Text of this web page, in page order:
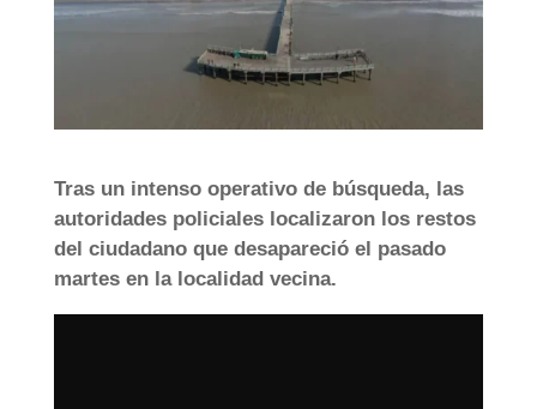
Tras un intenso operativo de búsqueda, las
autoridades policiales localizaron los restos
del ciudadano que desapareció el pasado
martes en la localidad vecina.